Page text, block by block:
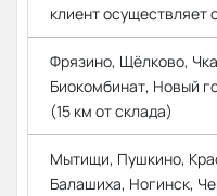
клиент осуществляет
Фрязино, Щёлково,
Биокомбинат, Новый
(15 км от склада)
Мытищи, Пушкино,
Балашиха, Ногинск,